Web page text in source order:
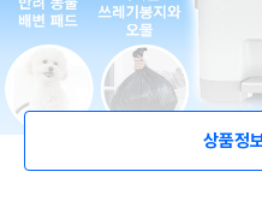
상품정